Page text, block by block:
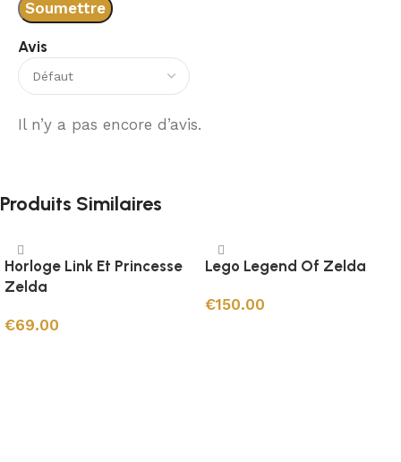
Avis
Il n’y a pas encore d’avis.
Produits Similaires
Horloge Link Et Princesse
Zelda
€69.00
Lego Legend Of Zelda
€150.00